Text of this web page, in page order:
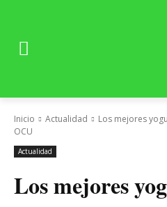
Inicio Actualidad
Los mejores
OCU
Actualidad
Los mejores